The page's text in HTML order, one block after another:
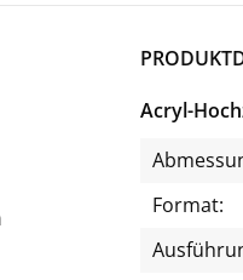
Acryl-
Format: